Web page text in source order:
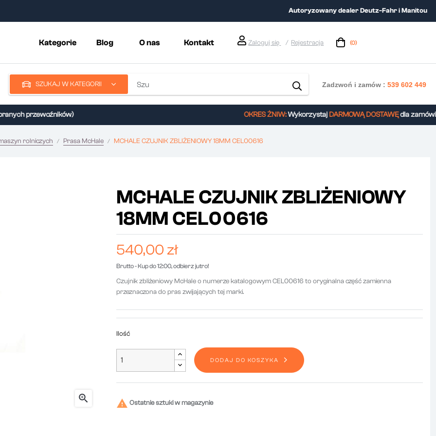
Autoryzowany dealer Deutz-Fahr i Manitou
Kategorie Blog O nas Kontakt Zaloguj się Rejestracja (0)
SZUKAJ W KATEGORII Zadzwoń i zamów :539 602 449
przewoźników) OKRES ŻNIW:WykorzystajDARMOWĄ DOSTAWĘdla zamówień
rolniczych Prasa McHale MCHALE CZUJNIK ZBLIŻENIOWY 18MM CEL00616

MCHALE CZUJNIK ZBLIŻENIOWY
18MM CEL00616
540,00 zł
Brutto- Kup do 12:00, odbierz jutro!
Czujnik zbliżeniowy McHale o numerze katalogowym CEL00616 to oryginalna część zamienna
przeznaczona do pras zwijających tej marki.
Ilość
DODAJ DO KOSZYKA
 Ostatnie sztuki w magazynie